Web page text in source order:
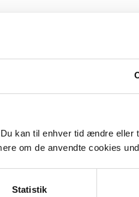
kan til enhver tid ændre eller
om de anvendte cookies
Statistik